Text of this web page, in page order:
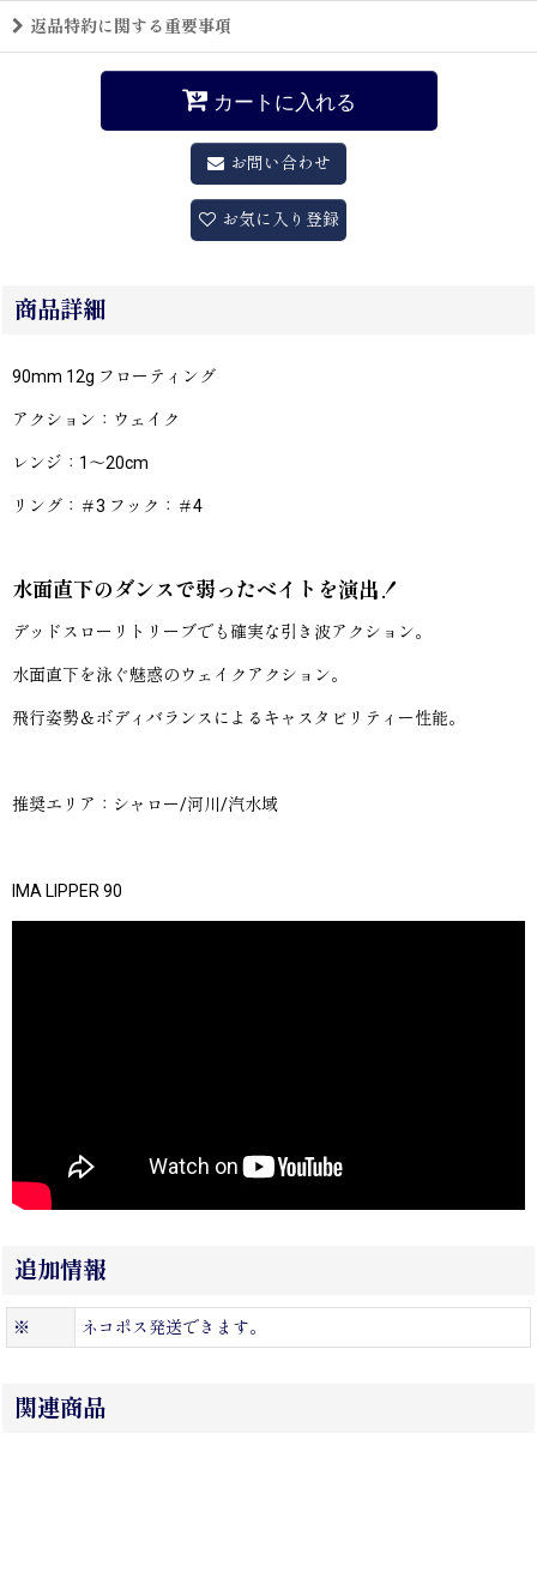
返品特約に関する重要事項
カートに入れる
お問い合わせ
お気に入り登録
商品詳細
90mm 12g フローティング
アクション：ウェイク
レンジ：1〜20cm
リング：＃3 フック：＃4
水面直下のダンスで弱ったベイトを演出！
デッドスローリトリーブでも確実な引き波アクション。
水面直下を泳ぐ魅惑のウェイクアクション。
飛行姿勢＆ボディバランスによるキャスタビリティー性能。
推奨エリア：シャロー/河川/汽水域
IMA LIPPER 90
追加情報
※ ネコポス発送できます。
関連商品